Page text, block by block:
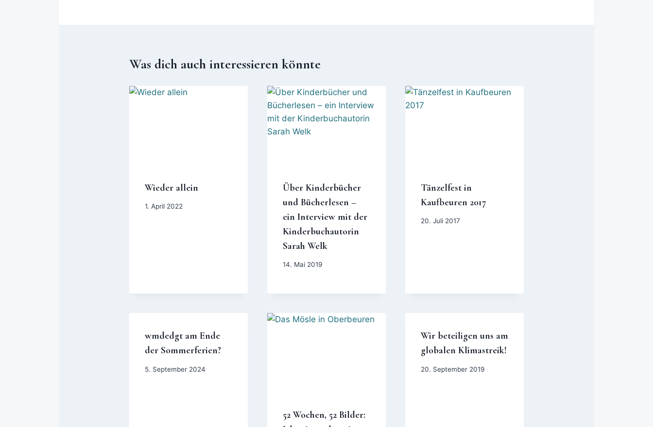
Was dich auch interessieren könnte
Wieder allein
1. April 2022
Über Kinderbücher
und Bücherlesen –
ein Interview mit der
Kinderbuchautorin
Sarah Welk
14. Mai 2019
Tänzelfest in
Kaufbeuren 2017
20. Juli 2017
wmdedgt am Ende
der Sommerferien?
5. September 2024
52 Wochen, 52 Bilder:
Wir beteiligen uns am
globalen Klimastreik!
20. September 2019